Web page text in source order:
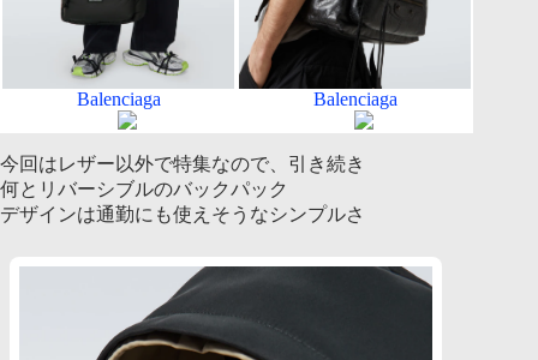
Balenciaga Balenciaga
今回はレザー以外で特集なので、引き続き
何とリバーシブルのバックパック
デザインは通勤にも使えそうなシンプルさ